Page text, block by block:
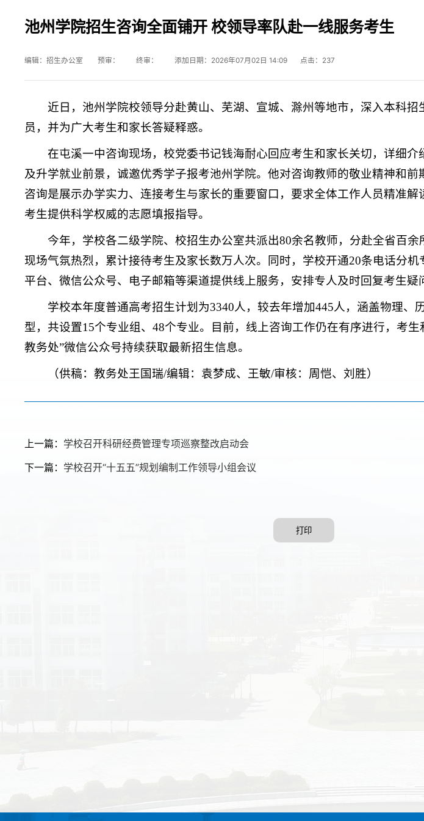
池州学院招生咨询全面铺开 校领导率队赴一线服务考生
编辑：招生办公室 预审： 终审： 添加日期：2026年07月02日 14:09 点击： 237
近日，池州学院校领导分赴黄山、芜湖、宣城、滁州等地市，深入本科招
员，并为广大考生和家长答疑释惑。
在屯溪一中咨询现场，校党委书记钱海耐心回应考生和家长关切，详细介
及升学就业前景，诚邀优秀学子报考池州学院。他对咨询教师的敬业精神和前
咨询是展示办学实力、连接考生与家长的重要窗口，要求全体工作人员精准解
考生提供科学权威的志愿填报指导。
今年，学校各二级学院、 校招生办公室共派出80余名教师，分赴全省百
现场气氛热烈，累计接待考生及家长数万人次。同时，学校开通20条电话分机
平台、微信公众号、电子邮箱等渠道提供线上服务，安排专人及时回复考生疑
学校本年度普通高考招生计划为3340人，较去年增加445人，涵盖物理、
型，共设置15个专业组、48个专业。目前，线上咨询工作仍在有序进行，考
教务处”微信公众号持续获取最新招生信息。
（供稿：教务处王国瑞/编辑：袁梦成、王敏/审核：周恺、刘胜）
上一篇： 学校召开科研经费管理专项巡察整改启动会
下一篇： 学校召开“十五五”规划编制工作领导小组会议
打印